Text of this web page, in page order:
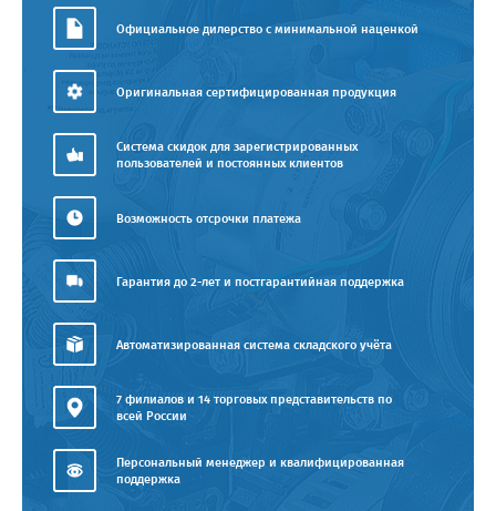
Официальное дилерство с минимальной наценкой
Оригинальная сертифицированная продукция
Система скидок для зарегистрированных
пользователей и постоянных клиентов
Возможность отсрочки платежа
Гарантия до 2-лет и постгарантийная поддержка
Автоматизированная система складского учёта
7 филиалов и 14 торговых представительств по
всей России
Персональный менеджер и квалифицированная
поддержка